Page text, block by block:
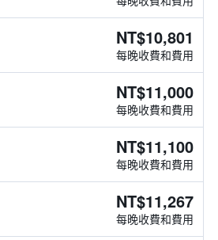
NT$10,801
每晚收費和費用
NT$11,000
每晚收費和費用
NT$11,100
每晚收費和費用
NT$11,267
每晚收費和費用